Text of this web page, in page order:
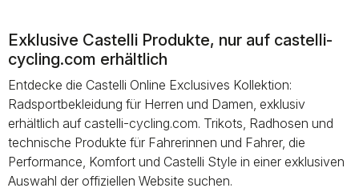
Exklusive Castelli Produkte, nur auf castelli-
cycling.com erhältlich
Entdecke die Castelli Online Exclusives Kollektion:
Radsportbekleidung für Herren und Damen, exklusiv
erhältlich auf castelli-cycling.com. Trikots, Radhosen und
technische Produkte für Fahrerinnen und Fahrer, die
Performance, Komfort und Castelli Style in einer exklusiven
Auswahl der offiziellen Website suchen.